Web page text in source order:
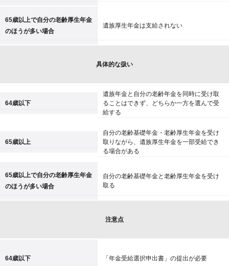
65歳以上で自分の老齢厚生年金
のほうが多い場合
遺族厚生年金は支給されない
具体的な扱い
64歳以下
遺族年金と自分の老齢年金を同時に受け取
ることはできず、どちらか一方を選んで受
給する
65歳以上
自分の老齢基礎年金・老齢厚生年金を受け
取りながら、遺族厚生年金を一部受給でき
る場合がある
65歳以上で自分の老齢厚生年金
のほうが多い場合
自分の老齢基礎年金と老齢厚生年金を受け
取る
注意点
64歳以下 「年金受給選択申出書」の提出が必要